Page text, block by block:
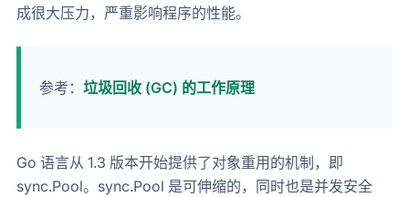
成很大压力，严重影响程序的性能。
参考： 垃圾回收 (GC) 的工作原理
Go 语言从 1.3 版本开始提供了对象重用的机制，即
sync.Pool。sync.Pool 是可伸缩的，同时也是并发安全